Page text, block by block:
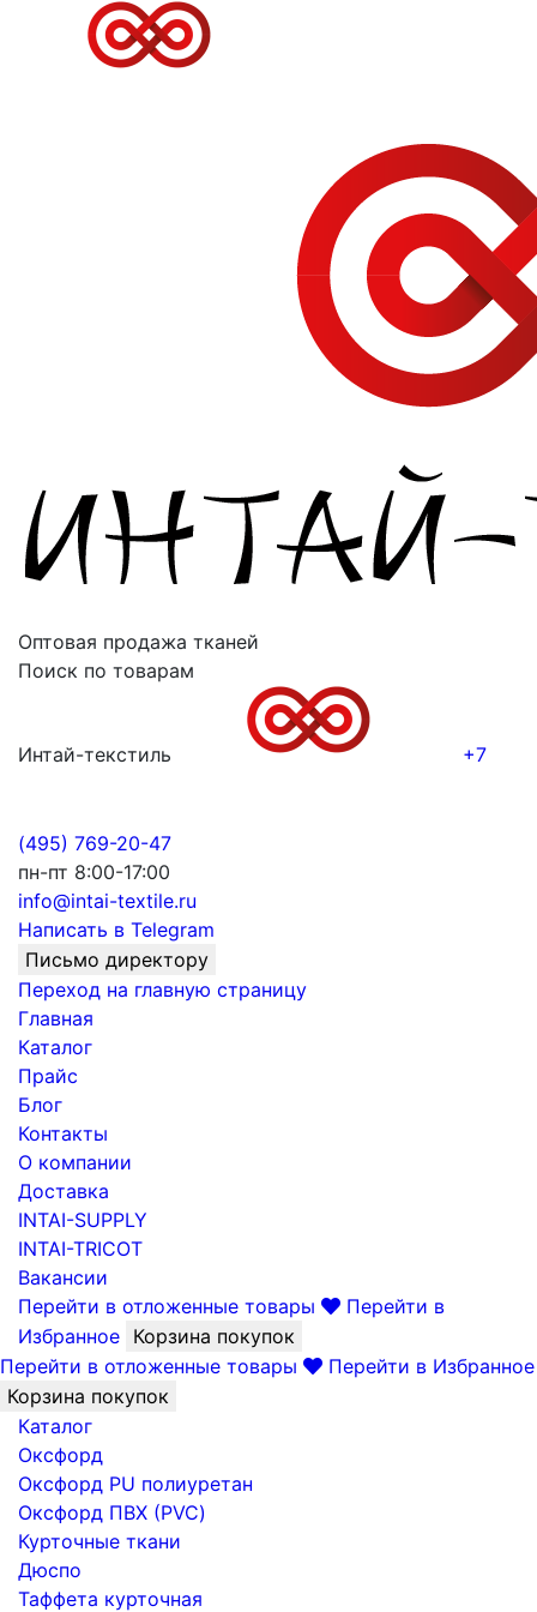
Оптовая продажа тканей
Поиск по товарам
Интай-текстиль +7
(495) 769-20-47
пн-пт 8:00-17:00
info@intai-textile.ru
Написать в Telegram
Письмо директору
Переход на главную страницу
Главная
Каталог
Прайс
Блог
Контакты
О компании
Доставка
INTAI-SUPPLY
INTAI-TRICOT
Вакансии
Перейти в отложенные товары
Перейти в
Избранное Корзина покупок
Перейти в отложенные товары
Перейти в Избранное
Корзина покупок
Каталог
Оксфорд
Оксфорд PU полиуретан
Оксфорд ПВХ (PVC)
Курточные ткани
Дюспо
Таффета курточная